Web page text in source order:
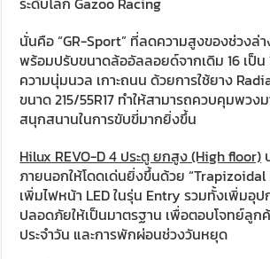
นั่นคือ “GR-Sport” ที่ลดความสูงของช่วงล่
พร้อมปรับขนาดล้ออัลลอยด์จากเดิม 16 เป็น
ความนุ่มนวล เกาะถนน ด้วยการใช้ยาง
ขนาด 215/55R17 ทำให้สามารถควบคุมพวง
สนุกสนานในการขับขี่มากยิ่งขึ้น
Hilux REVO-D 4 ประตู ยกสูง (High floor)
ภายนอกให้โดดเด่นยิ่งขึ้นด้วย “Trapizoidal
เพิ่มไฟหน้า LED ในรุ่น Entry รวมทั้งเพิ่มอุ
ปลอดภัยให้เป็นมาตรฐาน เพื่อตอบโจทย์ลูก
ประจำวัน และการพักผ่อนช่วงวันหยุด